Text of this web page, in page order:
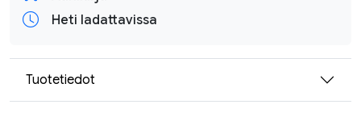
Heti ladattavissa
Tuotetiedot